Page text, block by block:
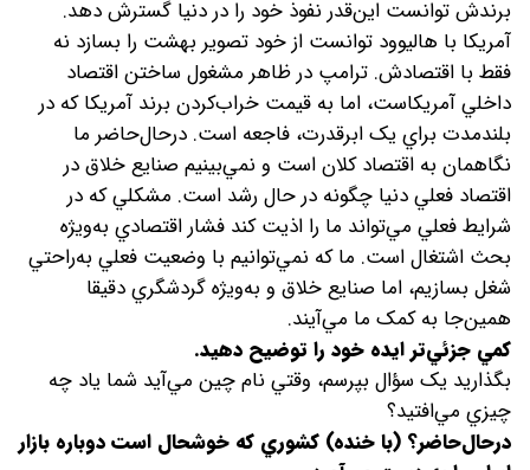
برندش توانست اين‌قدر نفوذ خود را در دنيا گسترش دهد.
آمريکا با هاليوود توانست از خود تصوير بهشت را بسازد نه
فقط با اقتصادش. ترامپ در ظاهر مشغول ساختن اقتصاد
داخلي آمريکاست، اما به قيمت خراب‌کردن برند آمريکا که در
بلندمدت براي يک ابرقدرت، فاجعه است. درحال‌حاضر ما
نگاهمان به اقتصاد کلان است و نمي‌بينيم صنايع خلاق در
اقتصاد فعلي دنيا چگونه در حال رشد است. مشکلي که در
شرايط فعلي مي‌تواند ما را اذيت کند فشار اقتصادي به‌ويژه
بحث اشتغال است. ما که نمي‌توانيم با وضعيت فعلي به‌راحتي
شغل بسازيم، اما صنايع خلاق و به‌ويژه گردشگري دقيقا
همين‌جا به کمک ما مي‌آيند.
کمي جزئي‌تر ايده خود را توضيح دهيد.
بگذاريد يک سؤال بپرسم، وقتي نام چين مي‌آيد شما ياد چه
چيزي مي‌افتيد؟
در‌حال‌حاضر؟ (با خنده) کشوري که خوشحال است دوباره بازار